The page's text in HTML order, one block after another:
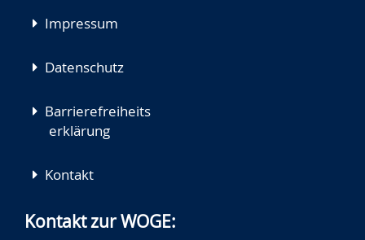
Impressum
Datenschutz
Barrierefreiheits
erklärung
Kontakt
Kontakt zur WOGE: